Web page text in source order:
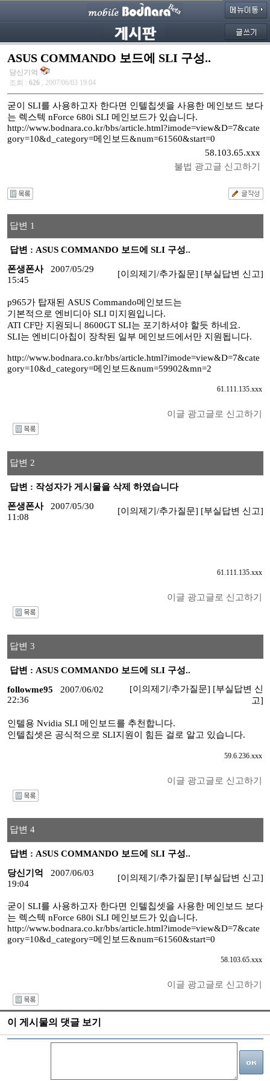
ASUS COMMANDO 보드에 SLI 구성..
당신기억
조회 : 626 , 2007/06/03 19:04
굳이 SLI를 사용하고자 한다면 인텔칩셋을 사용한 메인보드 보다
는 렉스텍 nForce 680i SLI 메인보드가 있습니다.
http://www.bodnara.co.kr/bbs/article.html?imode=view&D=7&cate
gory=10&d_category=메인보드&num=61560&start=0
58.103.65.xxx
불법 광고글 신고하기
답변 1
답변 : ASUS COMMANDO 보드에 SLI 구성..
폰생폰사
2007/05/29
15:45
[이의제기/추가질문] [부실답변 신고]
p965가 탑재된 ASUS Commando메인보드는
기본적으로 엔비디아 SLI 미지원입니다.
ATI CF만 지원되니 8600GT SLI는 포기하셔야 할듯 하네요.
SLI는 엔비디아칩이 장착된 일부 메인보드에서만 지원됩니다.
http://www.bodnara.co.kr/bbs/article.html?imode=view&D=7&cate
gory=10&d_category=메인보드&num=59902&mn=2
61.111.135.xxx
이글 광고글로 신고하기
답변 2
답변 : 작성자가 게시물을 삭제 하였습니다
폰생폰사
2007/05/30
11:08
[이의제기/추가질문] [부실답변 신고]
61.111.135.xxx
이글 광고글로 신고하기
답변 3
답변 : ASUS COMMANDO 보드에 SLI 구성..
followme95
2007/06/02
22:36
[이의제기/추가질문] [부실답변 신
고]
인텔용 Nvidia SLI 메인보드를 추천합니다.
인텔칩셋은 공식적으로 SLI지원이 힘든 걸로 알고 있습니다.
59.6.236.xxx
이글 광고글로 신고하기
답변 4
답변 : ASUS COMMANDO 보드에 SLI 구성..
당신기억
2007/06/03
19:04
[이의제기/추가질문] [부실답변 신고]
굳이 SLI를 사용하고자 한다면 인텔칩셋을 사용한 메인보드 보다
는 렉스텍 nForce 680i SLI 메인보드가 있습니다.
http://www.bodnara.co.kr/bbs/article.html?imode=view&D=7&cate
gory=10&d_category=메인보드&num=61560&start=0
58.103.65.xxx
이글 광고글로 신고하기
이 게시물의 댓글 보기